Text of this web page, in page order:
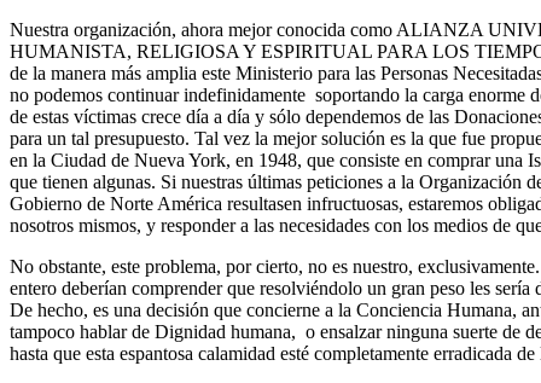
Nuestra organización, ahora mejor conocida como ALIANZA
HUMANISTA, RELIGIOSA Y ESPIRITUAL PARA LOS
de la manera más amplia este Ministerio para las Personas
no podemos continuar indefinidamente soportando la carga enorme
de estas víctimas crece día a día y sólo dependemos de las
para un tal presupuesto. Tal vez la mejor solución es la que fue
en la Ciudad de Nueva York, en 1948, que consiste en comprar una
que tienen algunas. Si nuestras últimas peticiones a la
Gobierno de Norte América resultasen infructuosas, estaremos
nosotros mismos, y responder a las necesidades con los medios de
No obstante, este problema, por cierto, no es nuestro,
entero deberían comprender que resolviéndolo un gran peso les sería
De hecho, es una decisión que concierne a la Conciencia Humana,
tampoco hablar de Dignidad humana, o ensalzar ninguna suerte de
hasta que esta espantosa calamidad esté completamente erradicada